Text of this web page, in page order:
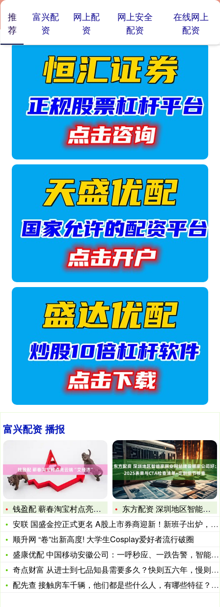
富兴配资 播报
钱盈配 蕲春淘宝村点亮云端“艾经济”
东方配资 深圳地区智能家居业网站建设哪家公司好：2025表单
安联 国盛金控正式更名 A股上市券商迎新！新班子出炉，5名高
顺升网 “卷”出新高度! 大学生Cosplay爱好者流行破圈
盛康优配 中国移动安徽公司：一呼秒应、一跌告警，智能设备织密
奇点财富 从进士到七品知县需要多久？快则五六年，慢则一辈子
配先查 接触房车千辆，他们都是些什么人，有哪些特征？_游事_
推
荐
富兴配
资
网上配
资
网上安全
配资
在线网上
配资